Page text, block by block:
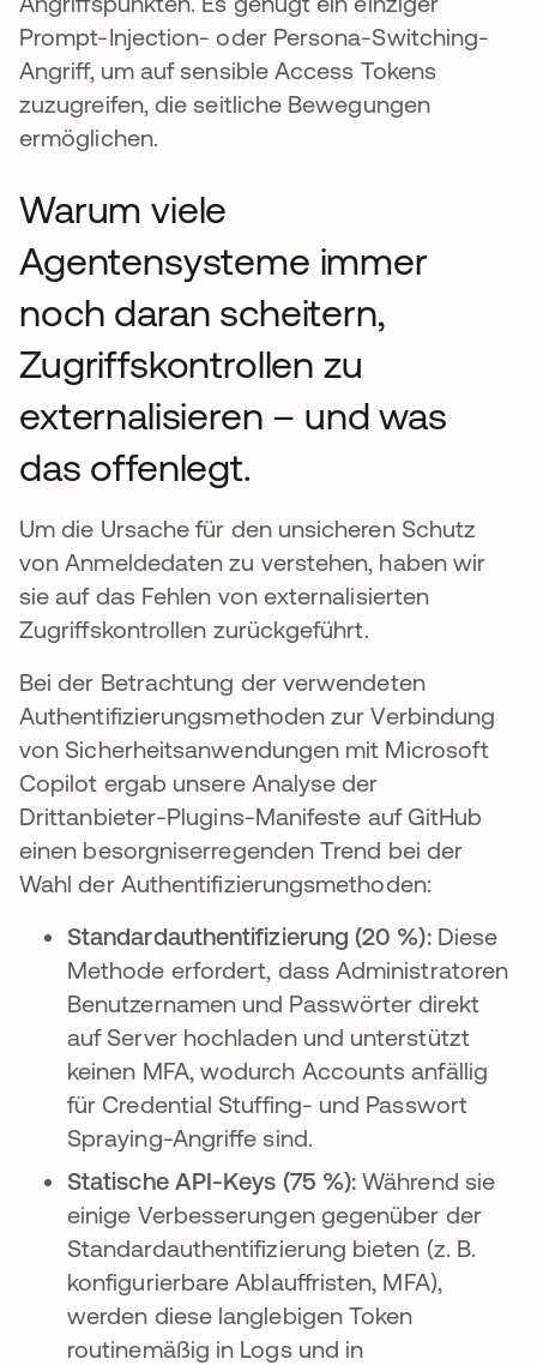
Prompt-Injection- oder Persona-Switching-
Angriff, um auf sensible Access Tokens
zuzugreifen, die seitliche Bewegungen
ermöglichen.
Warum viele
Agentensysteme immer
noch daran scheitern,
Zugriffskontrollen zu
externalisieren – und was
das offenlegt.
Um die Ursache für den unsicheren Schutz
von Anmeldedaten zu verstehen, haben wir
sie auf das Fehlen von externalisierten
Zugriffskontrollen zurückgeführt.
Bei der Betrachtung der verwendeten
Authentifizierungsmethoden zur Verbindung
von Sicherheitsanwendungen mit Microsoft
Copilot ergab unsere Analyse der
Drittanbieter-Plugins-Manifeste auf GitHub
einen besorgniserregenden Trend bei der
Wahl der Authentifizierungsmethoden:
Standardauthentifizierung (20 %):Diese
Methode erfordert, dass Administratoren
Benutzernamen und Passwörter direkt
auf Server hochladen und unterstützt
keinen MFA, wodurch Accounts anfällig
für Credential Stuffing- und Passwort
Spraying-Angriffe sind.
Statische API-Keys (75 %): Während sie
einige Verbesserungen gegenüber der
Standardauthentifizierung bieten (z. B.
konfigurierbare Ablauffristen, MFA),
werden diese langlebigen Token
routinemäßig in Logs und in